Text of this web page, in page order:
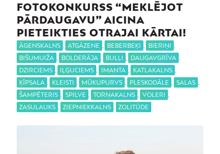
FOTOKONKURSS “MEKLĒJOT
PĀRDAUGAVU” AICINA
PIETEIKTIES OTRAJAI KĀRTAI!
ĀGENSKALNS , ATGĀZENE , BEBERBEĶI , BIERIŅI ,
BIŠUMUIŽA , BOLDERĀJA , BUĻĻI , DAUGAVGRĪVA ,
DZIRCIEMS , IĻĢUCIEMS , IMANTA , KATLAKALNS ,
ĶĪPSALA , KLEISTI , MŪKUPURVS , PLESKODĀLE , SALAS ,
ŠAMPĒTERIS , SPILVE , TORŅAKALNS , VOLERI ,
ZASULAUKS , ZIEPNIEKKALNS , ZOLITŪDE